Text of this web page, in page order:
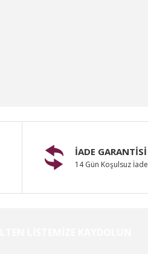
İADE GARANTİSİ
14 Gün Koşulsuz İade